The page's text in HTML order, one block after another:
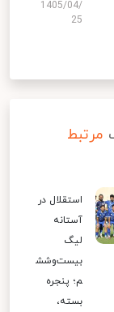
1405/04/
25
مرتبط
استقلال در
آستانه
لیگ
بیست‌وشش
م؛ پنجره
بسته،